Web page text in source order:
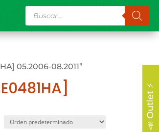
Búsqueda
de
productos
05.2006-08.2011”
📣 Outlet ⚡